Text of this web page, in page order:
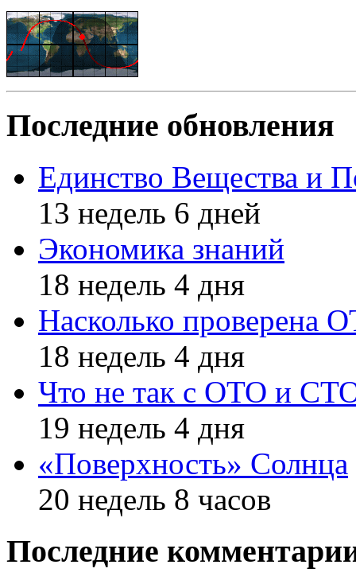
Последние обновления
Единство Вещества и
13 недель 6 дней
Экономика знаний
18 недель 4 дня
Насколько проверена
18 недель 4 дня
Что не так с ОТО и
19 недель 4 дня
«Поверхность» Солнца
20 недель 8 часов
Последние